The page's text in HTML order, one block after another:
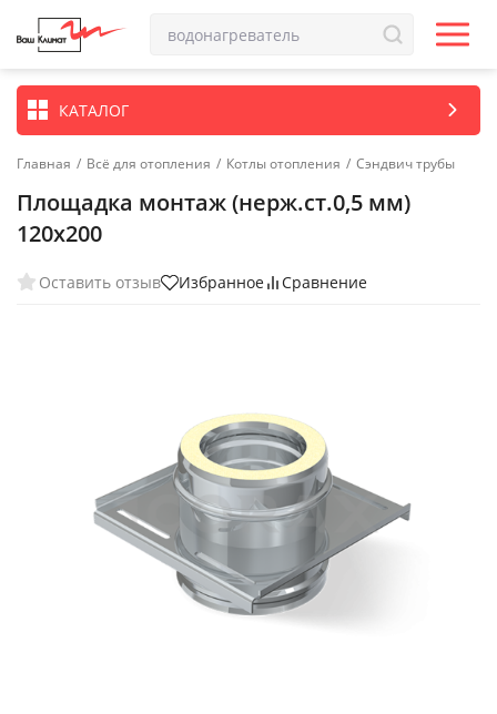
КАТАЛОГ
Главная / Всё для отопления / Котлы отопления / Сэндвич трубы
Площадка монтаж (нерж.ст.0,5 мм)
120х200
Оставить отзыв Избранное Сравнение